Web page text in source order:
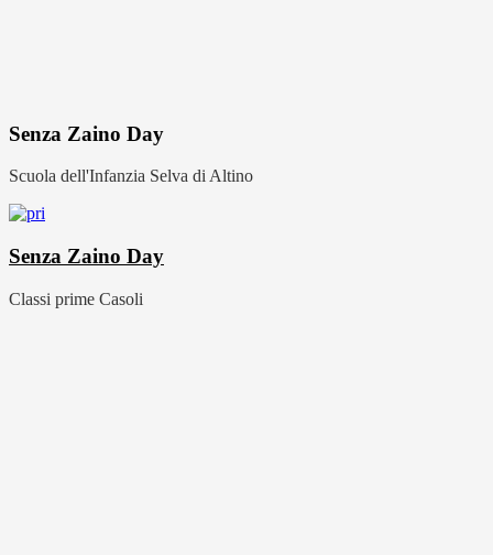
Senza Zaino Day
Scuola dell'Infanzia Selva di Altino
Senza Zaino Day
Classi prime Casoli